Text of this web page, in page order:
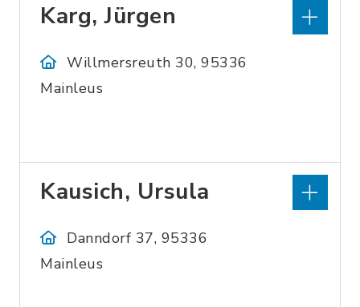
Karg, Jürgen
Willmersreuth 30, 95336
Mainleus
Kausich, Ursula
Danndorf 37, 95336
Mainleus